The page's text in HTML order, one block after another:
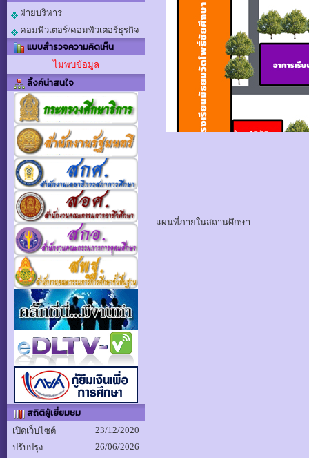
ฝ่ายบริหาร
คอมพิวเตอร์/คอมพิวเตอร์ธุรกิจ
แบบสำรวจความคิดเห็น
ไม่พบข้อมูล
ลิ้งค์น่าสนใจ
สถิติผู้เยี่ยมชม
เปิดเว็บไซต์
23/12/2020
ปรับปรุง
26/06/2026
แผนที่ภายในสถานศึกษา